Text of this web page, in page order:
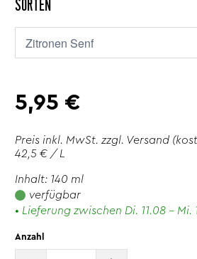
SORTEN
5,95 €
Preis inkl. MwSt. zzgl. Versand
42,5 € / L
Inhalt: 140 ml
verfügbar
• Lieferung zwischen Di. 11.08 - Mi.
Anzahl